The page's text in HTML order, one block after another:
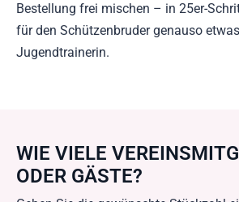
Bestellung frei mischen – in 25er-
für den Schützenbruder genauso
Jugendtrainerin.
WIE VIELE
ODER GÄSTE?